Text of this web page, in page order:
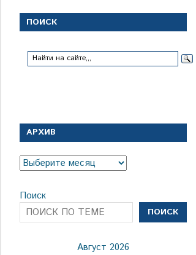
1
1924
года
ПОИСК
АРХИВ
Архив
Поиск
ПОИСК
Август 2026